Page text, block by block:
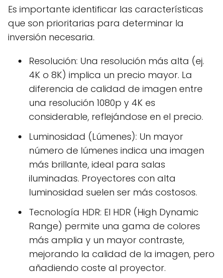
Es importante identificar las características
que son prioritarias para determinar la
inversión necesaria.
Resolución: Una resolución más alta (ej.
4K o 8K) implica un precio mayor. La
diferencia de calidad de imagen entre
una resolución 1080p y 4K es
considerable, reflejándose en el precio.
Luminosidad (Lúmenes): Un mayor
número de lúmenes indica una imagen
más brillante, ideal para salas
iluminadas. Proyectores con alta
luminosidad suelen ser más costosos.
Tecnología HDR: El HDR (High Dynamic
Range) permite una gama de colores
más amplia y un mayor contraste,
mejorando la calidad de la imagen, pero
añadiendo coste al proyector.